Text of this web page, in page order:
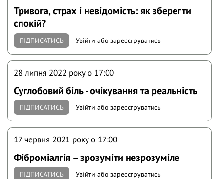
Тривога, страх і невідомість: як зберегти
спокій?
ПІДПИСАТИСЬ Увійти абозареєструватись
28 липня 2022 року o 17:00
Суглобовий біль - очікування та реальність
ПІДПИСАТИСЬ Увійти абозареєструватись
17 червня 2021 року o 17:00
Фіброміалгія – зрозуміти незрозуміле
ПІДПИСАТИСЬ Увійти абозареєструватись